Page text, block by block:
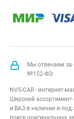
Мы отвечаем за
№152-ФЗ:
NVS-CAR - интернет-
Широкий ассортимент
и ВАЗ в наличии и
поиск оригинальных